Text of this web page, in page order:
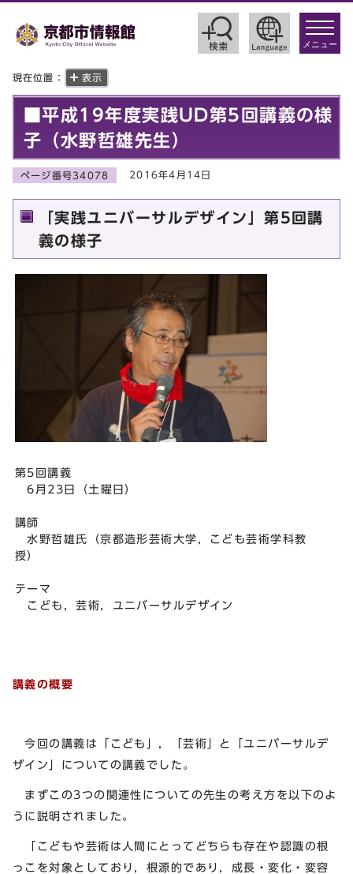
toggle
メニュー
現在位置： 表示
■平成19年度実践UD第5回講義の様
子（水野哲雄先生）
ページ番号34078 2016年4月14日
「実践ユニバーサルデザイン」第5回講
義の様子
第5回講義
6月23日（土曜日）
講師
水野哲雄氏（京都造形芸術大学，こども芸術学科教
授）
テーマ
こども，芸術，ユニバーサルデザイン
講義の概要
今回の講義は「こども」，「芸術」と「ユニバーサルデ
ザイン」についての講義でした。
まずこの3つの関連性についての先生の考え方を以下のよ
うに説明されました。
「こどもや芸術は人間にとってどちらも存在や認識の根
っこを対象としており，根源的であり，成長・変化・変容